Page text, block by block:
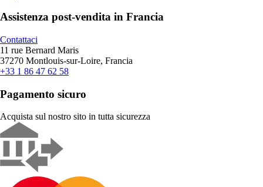
Assistenza post-vendita in Francia
Contattaci
11 rue Bernard Maris
37270 Montlouis-sur-Loire, Francia
+33 1 86 47 62 58
Pagamento sicuro
Acquista sul nostro sito in tutta sicurezza